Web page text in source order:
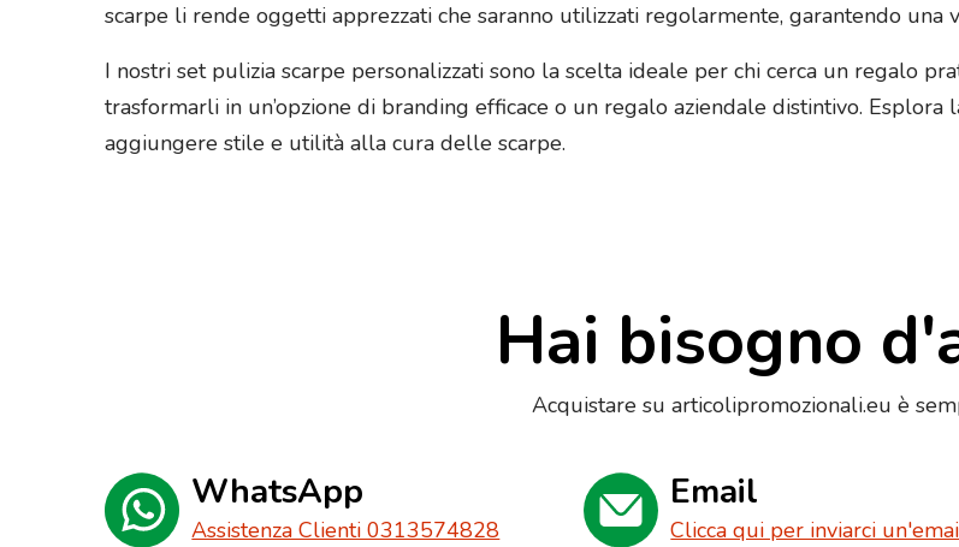
scarpe li rende oggetti apprezzati che saranno utilizzati regolarmente, garantendo una
I nostri set pulizia scarpe personalizzati sono la scelta ideale per chi cerca un regalo
trasformarli in un’opzione di branding efficace o un regalo aziendale distintivo.
aggiungere stile e utilità alla cura delle scarpe.
Hai bisogno
Acquistare su articolipromozionali.eu è
WhatsApp
Assistenza Clienti 0313574828
Email
Clicca qui per inviarci